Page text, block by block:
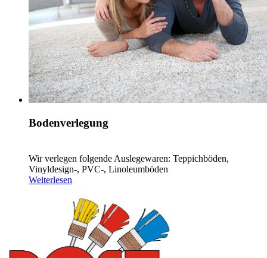
Bodenverlegung
Wir verlegen folgende Auslegewaren: Teppichböden,
Vinyldesign-, PVC-, Linoleumböden
Weiterlesen